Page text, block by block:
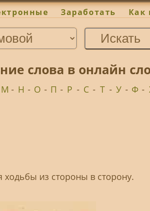
Заработать Как
слова в онлайн
М - Н - О - П - Р - С - Т - У - Ф -
из стороны в сторону.